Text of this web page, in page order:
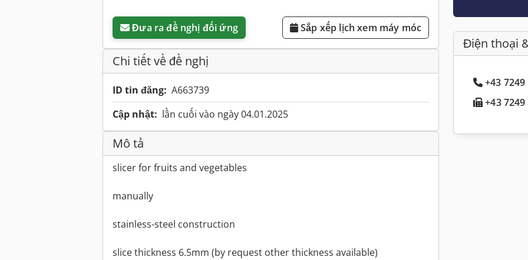
Đưa ra đề nghị đối ứng Sắp xếp lịch xem máy móc
Chi tiết về đề nghị
ID tin đăng: A663739
Cập nhật: lần cuối vào ngày 04.01.2025
Mô tả
slicer for fruits and vegetables
manually
stainless-steel construction
slice thickness 6.5mm (by request other thickness available)
Điện thoại
+43
+43